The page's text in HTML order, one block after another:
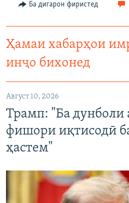
Ба дигарон фиристед
Ҳамаи хабарҳои
инҷо бихонед
Август 10, 2026
Трамп: "Ба
фишори иқтисодӣ
ҳастем"